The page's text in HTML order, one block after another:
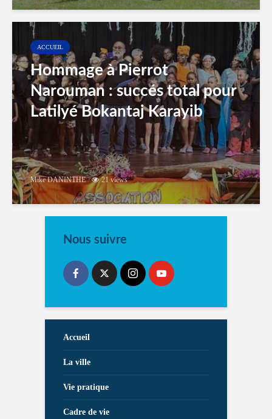
ACCUEIL
Hommage à Pierrot
Narouman : succés total pour
Latilyé Bokantaj Karayib
Mike DANINTHE 21 views
Nous suivre
Accueil
La ville
Vie pratique
Cadre de vie